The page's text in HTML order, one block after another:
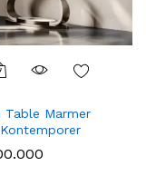
Table Marmer